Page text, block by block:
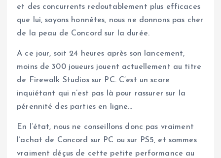
et des concurrents redoutablement plus efficaces
que lui, soyons honnêtes, nous ne donnons pas cher
de la peau de Concord sur la durée.
A ce jour, soit 24 heures après son lancement,
moins de 300 joueurs jouent actuellement au titre
de Firewalk Studios sur PC. C’est un score
inquiétant qui n’est pas là pour rassurer sur la
pérennité des parties en ligne…
En l’état, nous ne conseillons donc pas vraiment
l’achat de Concord sur PC ou sur PS5, et sommes
vraiment déçus de cette petite performance au